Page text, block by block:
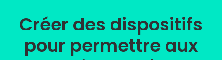
Créer des dispositifs
pour permettre aux